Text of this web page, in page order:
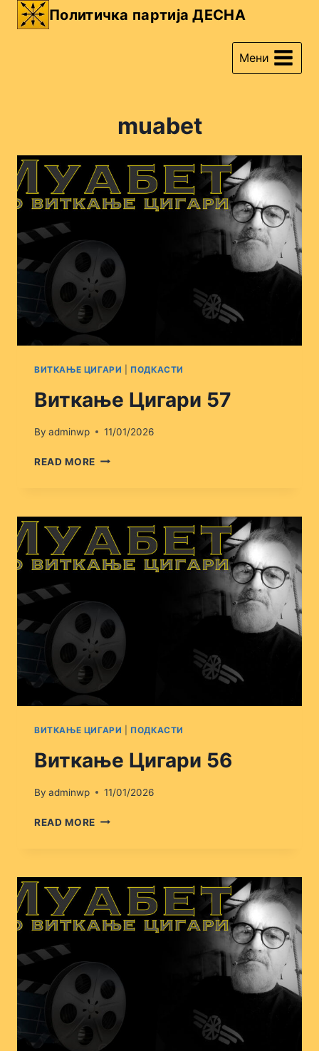
Skip
Политичка партија ДЕСНА
Мени
muabet
ВИТКАЊЕ ЦИГАРИ ПОДКАСТИ
Виткање Цигари 57
By adminwp 11/01/2026
READ MORE ВИТКАЊЕ
ВИТКАЊЕ ЦИГАРИ ПОДКАСТИ
Виткање Цигари 56
By adminwp 11/01/2026
READ MORE ВИТКАЊЕ